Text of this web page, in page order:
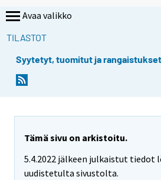
Avaa valikko
TILASTOT
Syytetyt, tuomitut ja rangaistukset
Tämä sivu on arkistoitu.
5.4.2022 jälkeen julkaistut tiedot
uudistetulta sivustolta.